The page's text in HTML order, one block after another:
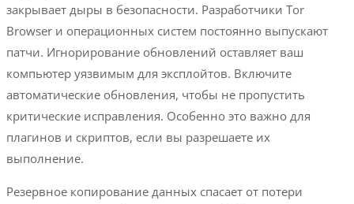
закрывает дыры в безопасности. Разработчики Tor
Browser и операционных систем постоянно выпускают
патчи. Игнорирование обновлений оставляет ваш
компьютер уязвимым для эксплойтов. Включите
автоматические обновления, чтобы не пропустить
критические исправления. Особенно это важно для
плагинов и скриптов, если вы разрешаете их
выполнение.
Резервное копирование данных спасает от потери